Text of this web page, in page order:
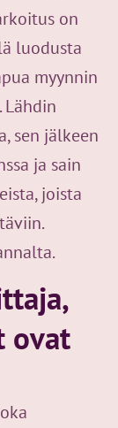
on
luodusta
myynnin
sen jälkeen
ja sain
joista
ovat